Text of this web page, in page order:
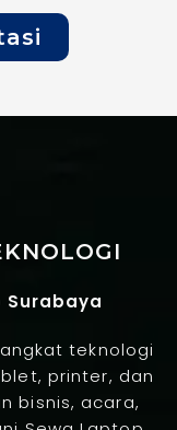
Surabaya
teknologi
printer, dan
bisnis, acara,